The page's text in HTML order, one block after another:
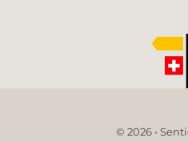
© 2026 •